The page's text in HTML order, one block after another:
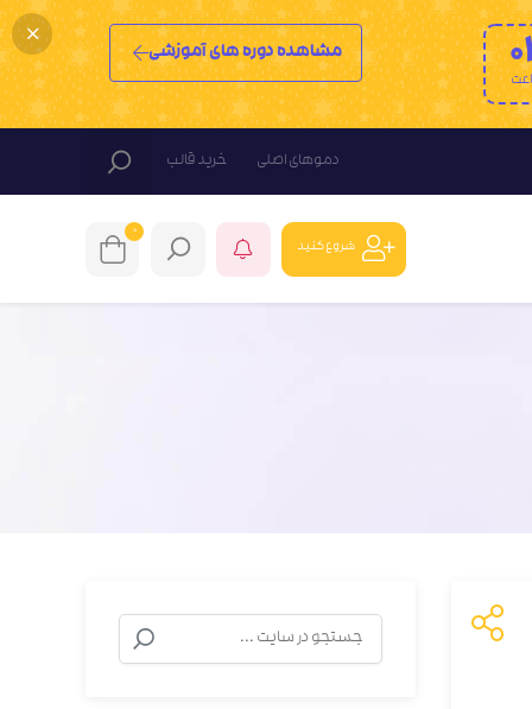
مشاهده دوره های آموزشی
دموهای اصلی خرید قالب
شروع کنید
0